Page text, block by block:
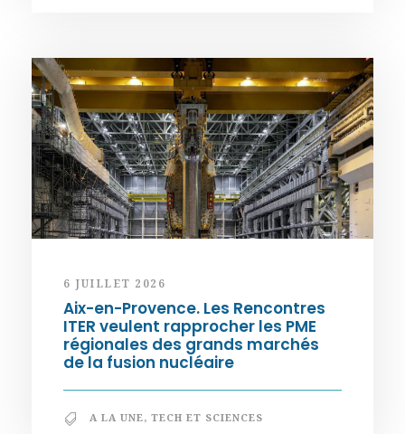
6 JUILLET 2026
Aix-en-Provence. Les Rencontres
ITER veulent rapprocher les PME
régionales des grands marchés
de la fusion nucléaire
A LA UNE, TECH ET SCIENCES